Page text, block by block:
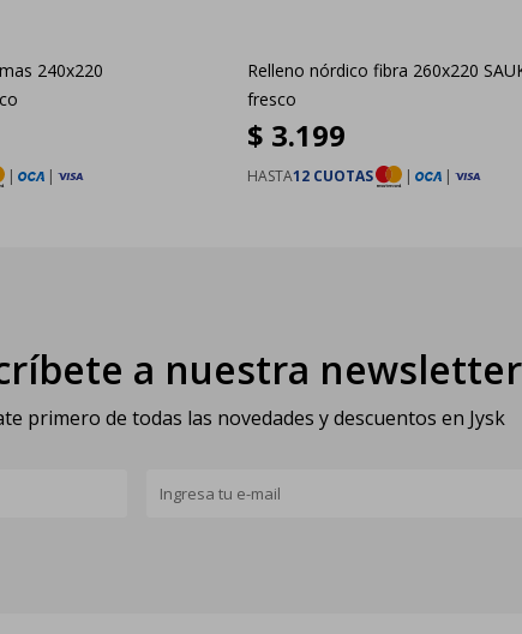
240x220
| |
Relleno nórdico fibra 260x220
fresco
$ 3.199
HASTA12 CUOTAS | |
a nuestra newsletter
primero de todas las novedades y descuentos en Jysk